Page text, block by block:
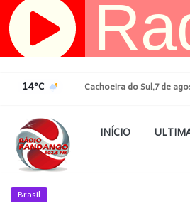
Pular
para
14°C Cachoeira do Sul,7 de
INÍCIO
Brasil